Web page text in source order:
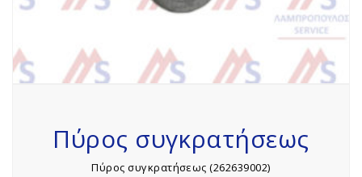
Πύρος συγκρατήσεως
Πύρος συγκρατήσεως (262639002)